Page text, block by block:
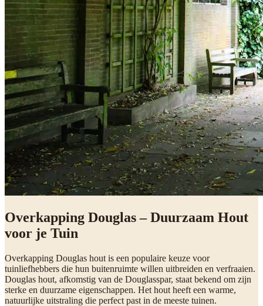
Overkapping Douglas – Duurzaam Hout
voor je Tuin
Overkapping Douglas hout is een populaire keuze voor
tuinliefhebbers die hun buitenruimte willen uitbreiden en verfraaien.
Douglas hout, afkomstig van de Douglasspar, staat bekend om zijn
sterke en duurzame eigenschappen. Het hout heeft een warme,
natuurlijke uitstraling die perfect past in de meeste tuinen.